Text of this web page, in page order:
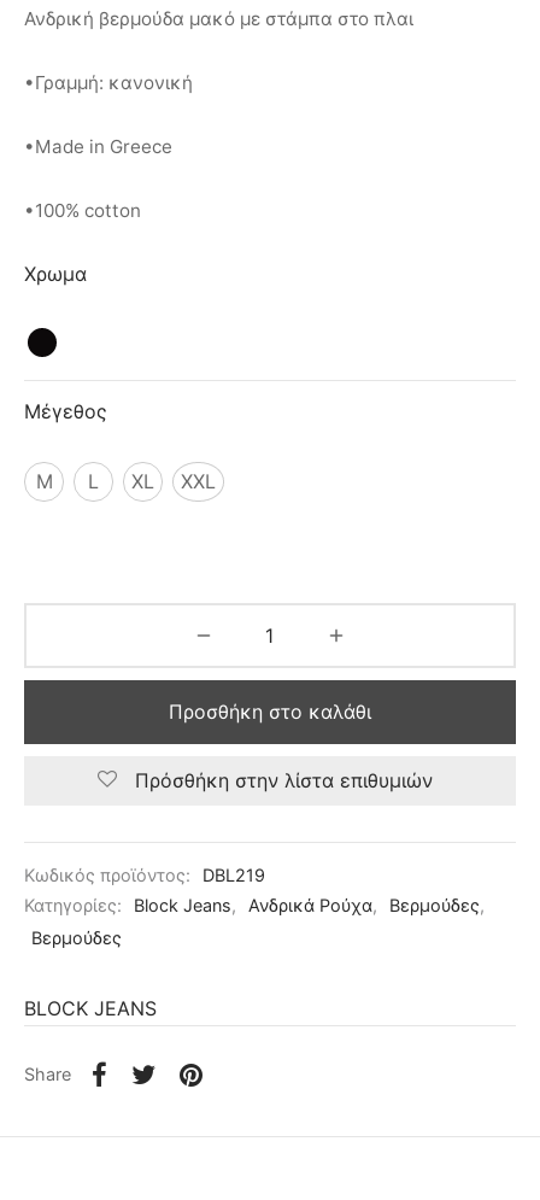
Ανδρική βερμούδα μακό με στάμπα στο πλαι
•Γραμμή: κανονική
•Made in Greece
•100% cotton
Χρωμα
Μέγεθος
M L XL XXL
Προσθήκη στο καλάθι
Πρόσθήκη στην λίστα επιθυμιών
Κωδικός προϊόντος:
DBL219
Κατηγορίες:
Block Jeans, Ανδρικά Ρούχα, Βερμούδες,
Βερμούδες
BLOCK JEANS
Share